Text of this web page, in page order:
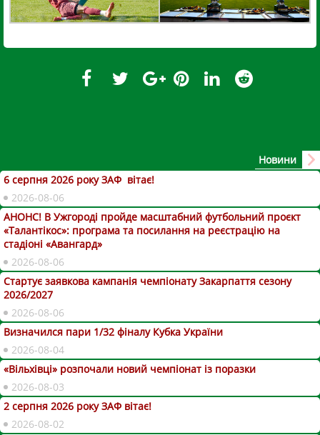
Новини
6 серпня 2026 року ЗАФ вітає!
2026-08-06
АНОНС! В Ужгороді пройде масштабний футбольний проєкт
«Талантікос»: програма та посилання на реєстрацію на
стадіоні «Авангард»
2026-08-06
Стартує заявкова кампанія чемпіонату Закарпаття сезону
2026/2027
2026-08-06
Визначился пари 1/32 фіналу Кубка України
2026-08-04
«Вільхівці» розпочали новий чемпіонат із поразки
2026-08-03
2 серпня 2026 року ЗАФ вітає!
2026-08-02